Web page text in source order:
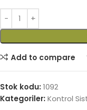
Add to compare
Stok kodu: 1092
Kategoriler: Kontrol